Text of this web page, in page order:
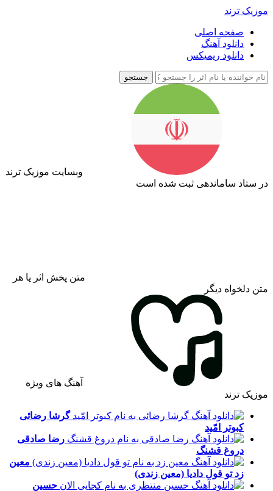
موزیک ترند
صفحه اصلی
دانلود آهنگ
دانلود ریمیکس
جستجو
وبسایت موزیک ترند
در ستاد ساماندهی ثبت شده است
متن پخش اثر یا هر
متن دلخواه دیگر
آهنگ های ویژه
موزیک ترند
گرشا رضائی
کبوتر امّید
رضا صادقی
دروغ قشنگ
معین
زدتو قول دادیا (معین زندی)
حسین